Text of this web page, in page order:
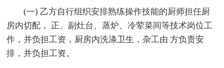
(一) 乙方自行组织安排熟练操作技能的厨师担任厨
房内切配， 正、副灶台、蒸炉、冷荤菜间等技术岗位工
作，并负担工资，厨房内洗涤卫生，杂工由 方负责安
排，并负担工资。